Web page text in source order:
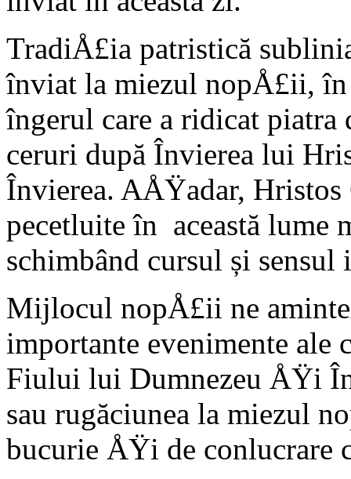
TradiÅ£ia patristică
înviat la miezul nopÅ£ii, în
îngerul care a ridicat piatra
ceruri după Învierea lui
Învierea. AÅŸadar,
pecetluite în această lume
schimbând cursul și
Mijlocul nopÅ£ii ne
importante evenimente
Fiului lui Dumnezeu ÅŸi
sau rugăciunea la miezul
bucurie ÅŸi de conlucrare